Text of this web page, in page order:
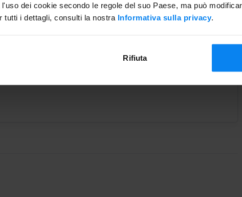
dei cookie secondo le regole del suo Paese, ma può
tutti i dettagli, consulti la nostra Informativa sulla privacy.
Rifiuta
Scoperto